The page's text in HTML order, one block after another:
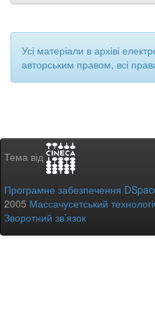
Усі матеріали в архіві
авторським правом, всі
Тема від
Програмне забезпечення
2005 Массачусетський
Зворотний зв’язок